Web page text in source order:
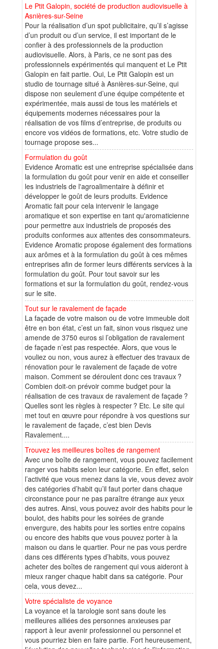
Le Ptit Galopin, société de production audiovisuelle à
Asnières-sur-Seine
Pour la réalisation d’un spot publicitaire, qu’il s’agisse
d’un produit ou d’un service, il est important de le
confier à des professionnels de la production
audiovisuelle. Alors, à Paris, ce ne sont pas des
professionnels expérimentés qui manquent et Le Ptit
Galopin en fait partie. Oui, Le Ptit Galopin est un
studio de tournage situé à Asnières-sur-Seine, qui
dispose non seulement d’une équipe compétente et
expérimentée, mais aussi de tous les matériels et
équipements modernes nécessaires pour la
réalisation de vos films d’entreprise, de produits ou
encore vos vidéos de formations, etc. Votre studio de
tournage propose ses...
Formulation du goût
Evidence Aromatic est une entreprise spécialisée dans
la formulation du goût pour venir en aide et conseiller
les industriels de l'agroalimentaire à définir et
développer le goût de leurs produits. Evidence
Aromatic fait pour cela intervenir le langage
aromatique et son expertise en tant qu'aromaticienne
pour permettre aux industriels de proposés des
produits conformes aux attentes des consommateurs.
Evidence Aromatic propose également des formations
aux arômes et à la formulation du goût à ces mêmes
entreprises afin de former leurs différents services à la
formulation du goût. Pour tout savoir sur les
formations et sur la formulation du goût, rendez-vous
sur le site.
Tout sur le ravalement de façade
La façade de votre maison ou de votre immeuble doit
être en bon état, c’est un fait, sinon vous risquez une
amende de 3750 euros si l’obligation de ravalement
de façade n’est pas respectée. Alors, que vous le
vouliez ou non, vous aurez à effectuer des travaux de
rénovation pour le ravalement de façade de votre
maison. Comment se déroulent donc ces travaux ?
Combien doit-on prévoir comme budget pour la
réalisation de ces travaux de ravalement de façade ?
Quelles sont les règles à respecter ? Etc. Le site qui
met tout en œuvre pour répondre à vos questions sur
le ravalement de façade, c’est bien Devis
Ravalement....
Trouvez les meilleures boîtes de rangement
Avec une boîte de rangement, vous pouvez facilement
ranger vos habits selon leur catégorie. En effet, selon
l’activité que vous menez dans la vie, vous devez avoir
des catégories d’habit qu’il faut porter dans chaque
circonstance pour ne pas paraître étrange aux yeux
des autres. Ainsi, vous pouvez avoir des habits pour le
boulot, des habits pour les soirées de grande
envergure, des habits pour les sorties entre copains
ou encore des habits que vous pouvez porter à la
maison ou dans le quartier. Pour ne pas vous perdre
dans ces différents types d’habits, vous pouvez
acheter des boîtes de rangement qui vous aideront à
mieux ranger chaque habit dans sa catégorie. Pour
cela, vous devez...
Votre spécialiste de voyance
La voyance et la tarologie sont sans doute les
meilleures alliées des personnes anxieuses par
rapport à leur avenir professionnel ou personnel et
vous pourriez bien en faire partie. Fort heureusement,